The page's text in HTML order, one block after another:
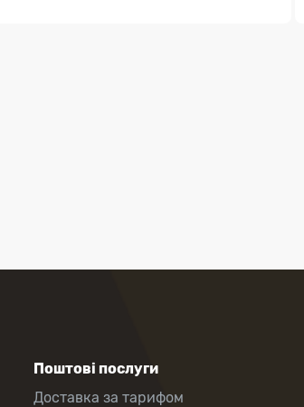
Поштові послуги
Доставка за тарифом